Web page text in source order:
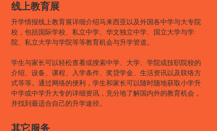
线上教育展
升学情报线上教育展详细介绍马来西亚以及外国各中学与大专院
校，包括国际学校、私立中学、华文独立中学、国立大学与学
院、私立大学与学院等等教育机会与升学管道。
学生与家长可以轻松查看或搜索中学、大学、学院或技职院校的
介绍、设备、课程、入学条件、奖贷学金、生活资讯以及联络方
式等等。通过网络的便利，学生和家长可以随时随地获取小学升
中学或中学升大专的详细资讯，充分地了解国内外的教育机会，
并找到最适合自己的升学途径。
其它服务